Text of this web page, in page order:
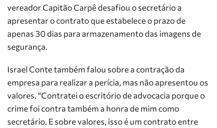
vereador Capitão Carpê desafiou o secretário a
apresentar o contrato que estabelece o prazo de
apenas 30 dias para armazenamento das imagens de
segurança.
Israel Conte também falou sobre a contração da
empresa para realizar a perícia, mas não apresentou os
valores. “Contratei o escritório de advocacia porque o
crime foi contra também a honra de mim como
secretário. E sobre valores, isso é um contrato entre